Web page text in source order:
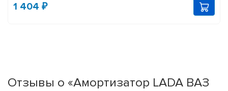
1 404 ₽
Отзывы о «Амортизатор LADA ВАЗ